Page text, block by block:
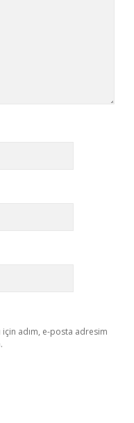
için adım, e-posta adresim